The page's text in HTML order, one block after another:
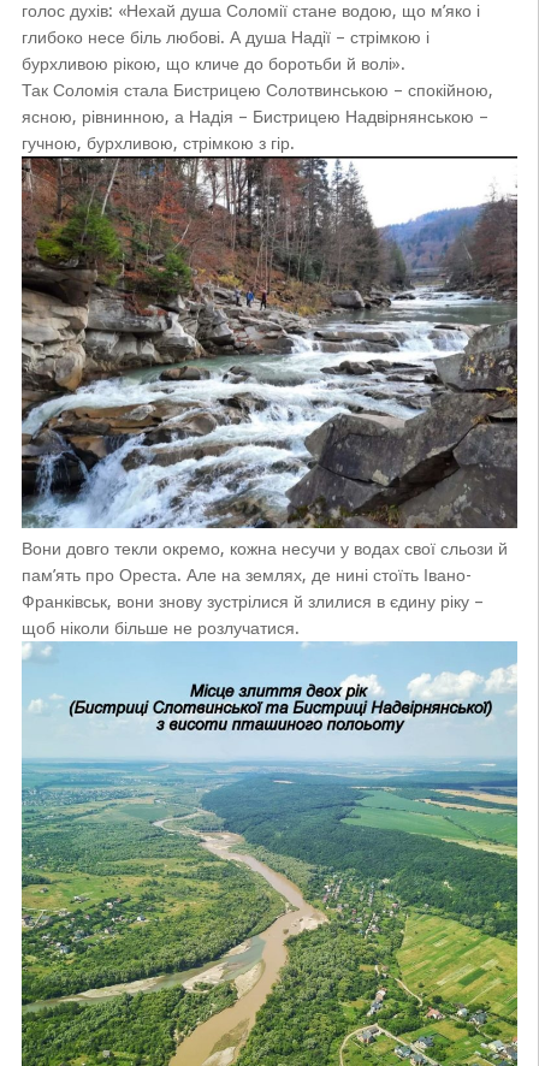
голос духів: «Нехай душа Соломії стане водою, що м’яко і
глибоко несе біль любові. А душа Надії – стрімкою і
бурхливою рікою, що кличе до боротьби й волі».
Так Соломія стала Бистрицею Солотвинською – спокійною,
ясною, рівнинною, а Надія – Бистрицею Надвірнянською –
гучною, бурхливою, стрімкою з гір.
Вони довго текли окремо, кожна несучи у водах свої сльози й
пам’ять про Ореста. Але на землях, де нині стоїть Івано-
Франківськ, вони знову зустрілися й злилися в єдину ріку –
щоб ніколи більше не розлучатися.